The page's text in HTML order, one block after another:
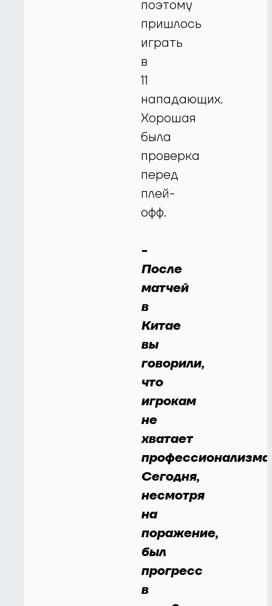
поэтому
пришлось
играть
в
11
нападающих.
Хорошая
была
проверка
перед
плей-
офф.
-
После
матчей
в
Китае
вы
говорили,
что
игрокам
не
хватает
Сегодня,
несмотря
на
поражение,
был
прогресс
в